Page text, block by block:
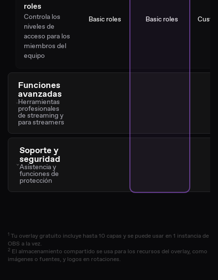
roles
Controla los
niveles de
acceso para los
miembros del
equipo
Basic roles Basic roles
Funciones
avanzadas
Herramientas
profesionales
de streaming y
para streamers
Soporte y
seguridad
Asistencia y
funciones de
protección
1 Tu overlay gratuito incluye hasta 10 capas y se puede usar en 1 instancia de
OBS a la vez.
2 El almacenamiento compartido se usa para los recursos del overlay, como
imágenes o fuentes, y logos en rotaciones.